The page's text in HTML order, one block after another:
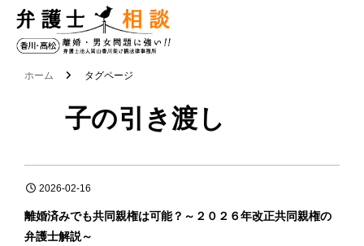
香
川
松
離
・
ホーム タグページ
子の引き渡し
離婚済みでも共同親権は可能？～２０２６年改正共同親権の
弁護士解説～
2026-02-16